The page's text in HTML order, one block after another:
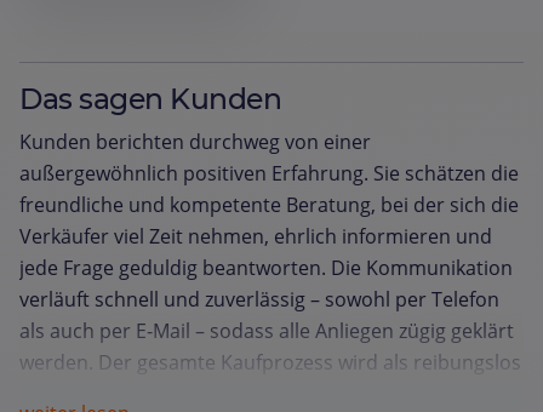
Das sagen Kunden
Kunden berichten durchweg von einer
außergewöhnlich positiven Erfahrung. Sie schätzen die
freundliche und kompetente Beratung, bei der sich die
Verkäufer viel Zeit nehmen, ehrlich informieren und
jede Frage geduldig beantworten. Die Kommunikation
verläuft schnell und zuverlässig – sowohl per Telefon
als auch per E‑Mail – sodass alle Anliegen zügig geklärt
werden. Der gesamte Kaufprozess wird als reibungslos